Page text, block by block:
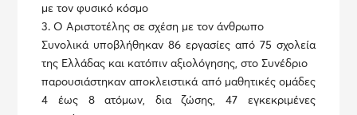
με τον φυσικό κόσμο
3. Ο Αριστοτέλης σε σχέση με τον άνθρωπο
Συνολικά υποβλήθηκαν 86 εργασίες από 75 σχολεία
της Ελλάδας και κατόπιν αξιολόγησης, στο Συνέδριο
παρουσιάστηκαν αποκλειστικά από μαθητικές ομάδες
4 έως 8 ατόμων, δια ζώσης, 47 εγκεκριμένες